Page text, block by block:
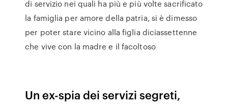
di servizio nei quali ha più e più volte sacrificato
la famiglia per amore della patria, si è dimesso
per poter stare vicino alla figlia diciassettenne
che vive con la madre e il facoltoso
Un ex-spia dei servizi segreti,